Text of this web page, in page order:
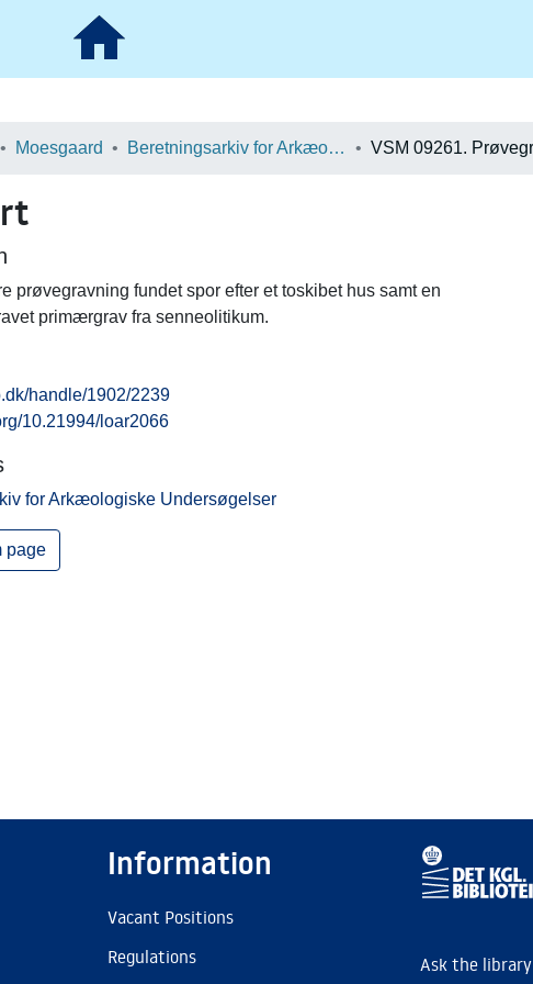
Moesgaard Beretningsarkiv for Arkæologiske Undersøgelser
prøvegravning fundet spor efter et toskibet hus samt en
primærgrav fra senneolitikum.
handle/1902/2239
10.21994/loar2066
for Arkæologiske Undersøgelser
page
Information
Vacant Positions
Regulations
Ask the library